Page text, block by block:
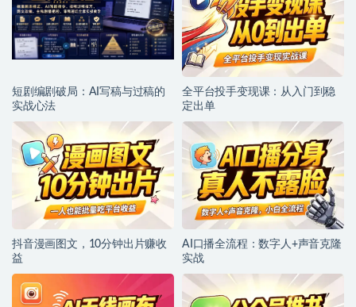
短剧编剧破局：AI写稿与过稿的
实战心法
全平台投手变现课：从入门到稳
定出单
抖音漫画图文，10分钟出片赚收
益
AI口播全流程：数字人+声音克隆
实战